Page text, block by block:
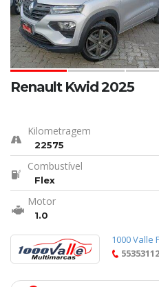
Renault Kwid 2025
Kilometragem
22575
Combustível
Flex
Motor
1.0
1000 Valle